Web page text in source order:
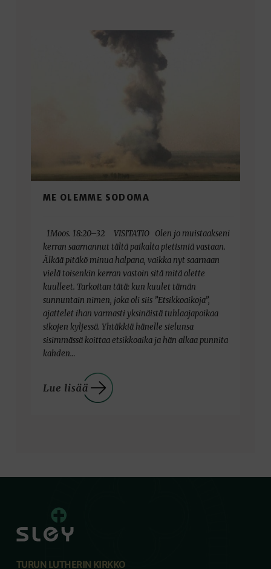
ME OLEMME SODOMA
1Moos. 18:20–32 VISITATIO Olen jo muistaakseni
kerran saarnannut tältä paikalta pietismiä vastaan.
Älkää pitäkö minua halpana, vaikka nyt saarnaan
vielä toisenkin kerran vastoin sitä mitä olette
kuulleet. Tarkoitan tätä: kun kuulet tämän
sunnuntain nimen, joka oli siis ”Etsikkoaikoja”,
ajattelet ihan varmasti yksinäistä tuhlaajapoikaa
sikojen kyljessä. Yhtäkkiä hänelle sielunsa
sisimmässä koittaa etsikkoaika ja hän alkaa punnita
kahden…
TURUN LUTHERIN KIRKKO